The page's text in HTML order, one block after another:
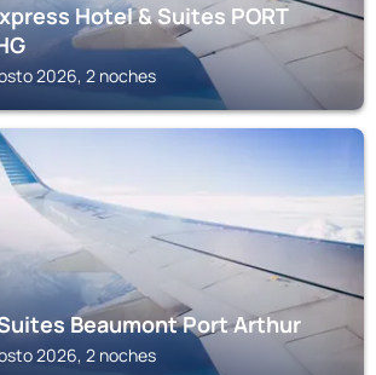
Hotel & Suites PORT
2026, 2 noches
Beaumont Port Arthur
2026, 2 noches